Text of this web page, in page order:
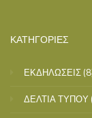
ΚΑΤΗΓΟΡΙΕΣ
ΕΚΔΗΛΩΣΕΙΣ
ΔΕΛΤΙΑ ΤΥΠΟΥ